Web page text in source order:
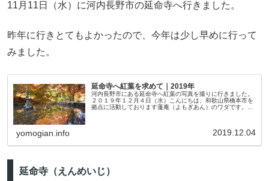
11月11日（水）に河内長野市の延命寺へ行きました。
昨年に行きとてもよかったので、今年は少し早めに行って
みました。
延命寺へ紅葉を求めて｜2019年
河内長野市にある延命寺へ紅葉の写真を撮りに行きました。
２０１９年１２月４日（水）こんにちは、和歌山県橋本市を
拠点に活動しております蓬庵（よもぎあん）のワダです。ブ
yomogian.info 2019.12.04
延命寺（えんめいじ）